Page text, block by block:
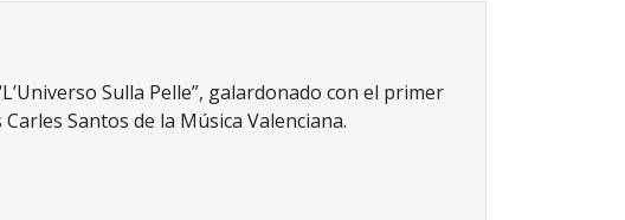
Sulla Pelle”, galardonado con el primer
Santos de la Música Valenciana.